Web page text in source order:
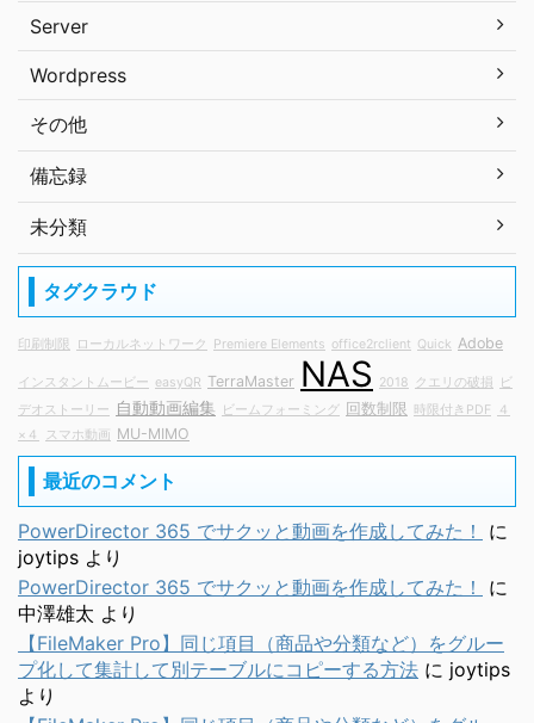
Server
Wordpress
その他
備忘録
未分類
タグクラウド
印刷制限 ローカルネットワーク Premiere Elements office2rclient Quick Adobe
インスタントムービー easyQR TerraMaster NAS 2018 クエリの破損
ビ
デオストーリー
自動動画編集 ビームフォーミング 回数制限 時限付きPDF
４
×４
スマホ動画 MU-MIMO
最近のコメント
PowerDirector 365 でサクッと動画を作成してみた！
に
joytips より
PowerDirector 365 でサクッと動画を作成してみた！
に
中澤雄太 より
【FileMaker Pro】同じ項目（商品や分類など）をグルー
プ化して集計して別テーブルにコピーする方法 に joytips
より